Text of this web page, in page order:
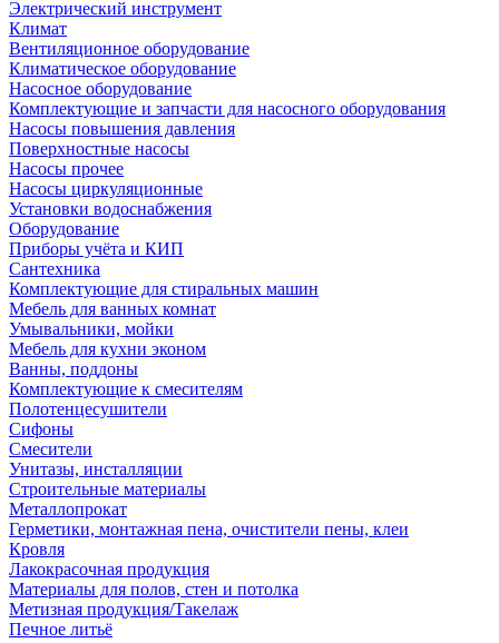
Электрический инструмент
Климат
Вентиляционное оборудование
Климатическое оборудование
Насосное оборудование
Комплектующие и запчасти для насосного оборудования
Насосы повышения давления
Поверхностные насосы
Насосы прочее
Насосы циркуляционные
Установки водоснабжения
Оборудование
Приборы учёта и КИП
Сантехника
Комплектующие для стиральных машин
Мебель для ванных комнат
Умывальники, мойки
Мебель для кухни эконом
Ванны, поддоны
Комплектующие к смесителям
Полотенцесушители
Сифоны
Смесители
Унитазы, инсталляции
Строительные материалы
Металлопрокат
Герметики, монтажная пена, очистители пены, клеи
Кровля
Лакокрасочная продукция
Материалы для полов, стен и потолка
Метизная продукция/Такелаж
Печное литьё